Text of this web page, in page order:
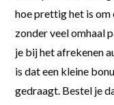
hoe prettig het is om
zonder veel omhaal
je bij het afrekenen
is dat een kleine
gedraagt. Bestel je